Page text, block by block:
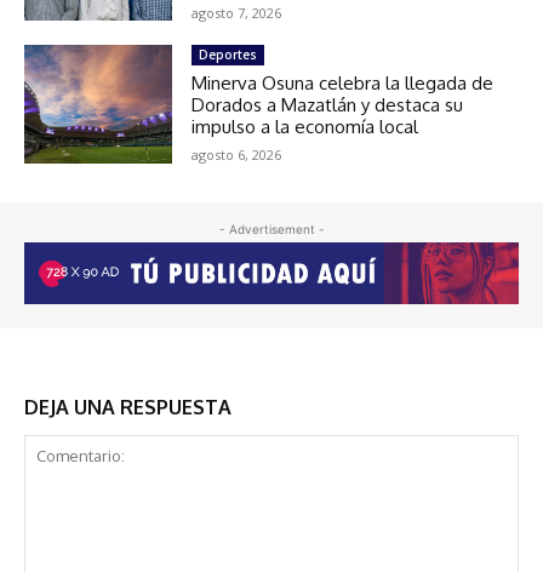
agosto 7, 2026
Deportes
Minerva Osuna celebra la llegada de
Dorados a Mazatlán y destaca su
impulso a la economía local
agosto 6, 2026
- Advertisement -
DEJA UNA RESPUESTA